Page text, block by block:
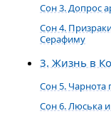
Сон 3. Допрос
Сон 4.
Серафиму
3. Жизнь в
Сон 5. Чарнота
Сон 6. Люська